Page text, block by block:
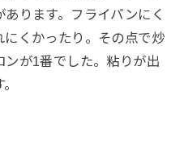
ります。フライパンにく
にくかったり。その点で炒
が1番でした。粘りが出